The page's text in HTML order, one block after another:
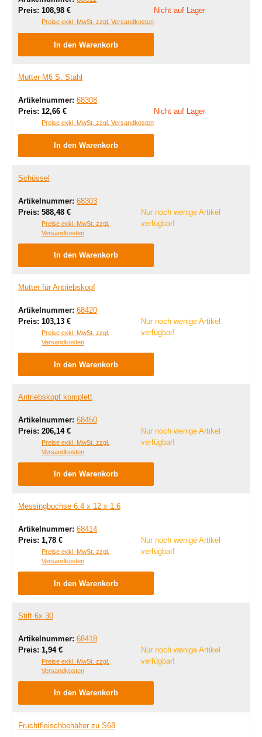
Preis: Regulärer Preis:
108,98 €
Preise exkl. MwSt. zzgl. Versandkosten
Nicht auf Lager
In den Warenkorb
Mutter M6 S. Stahl
Artikelnummer: 68308
Preis: Regulärer Preis:
12,66 €
Preise exkl. MwSt. zzgl. Versandkosten
Nicht auf Lager
In den Warenkorb
Schüssel
Artikelnummer: 68303
Preis: Regulärer Preis:
588,48 €
Preise exkl. MwSt. zzgl.
Versandkosten
Nur noch wenige Artikel
verfügbar!
In den Warenkorb
Mutter für Antriebskopf
Artikelnummer: 68420
Preis: Regulärer Preis:
103,13 €
Preise exkl. MwSt. zzgl.
Versandkosten
Nur noch wenige Artikel
verfügbar!
In den Warenkorb
Antriebskopf komplett
Artikelnummer: 68450
Preis: Regulärer Preis:
206,14 €
Preise exkl. MwSt. zzgl.
Versandkosten
Nur noch wenige Artikel
verfügbar!
In den Warenkorb
Messingbuchse 6.4 x 12 x 1.6
Artikelnummer: 68414
Preis: Regulärer Preis:
1,78 €
Preise exkl. MwSt. zzgl.
Versandkosten
Nur noch wenige Artikel
verfügbar!
In den Warenkorb
Stift 6x 30
Artikelnummer: 68418
Preis: Regulärer Preis:
1,94 €
Preise exkl. MwSt. zzgl.
Versandkosten
Nur noch wenige Artikel
verfügbar!
In den Warenkorb
Fruchtfleischbehälter zu S68